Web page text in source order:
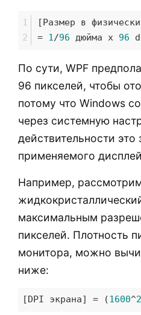
[Размер в
= 1/96 дюйма х 96
По сути, WPF
96 пикселей, чтобы
потому что Windows
через системную
действительности это
применяемого
Например,
максимальным
пикселей. Плотность
монитора, можно
ниже:
[DPI экрана] = (1600^2